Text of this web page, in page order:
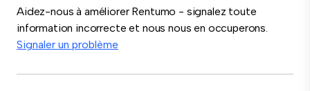
Aidez-nous à améliorer Rentumo - signalez toute
information incorrecte et nous nous en occuperons.
Signaler un problème